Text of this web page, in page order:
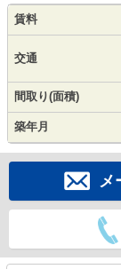
賃料
交通
間取り(面積)
築年月
メ